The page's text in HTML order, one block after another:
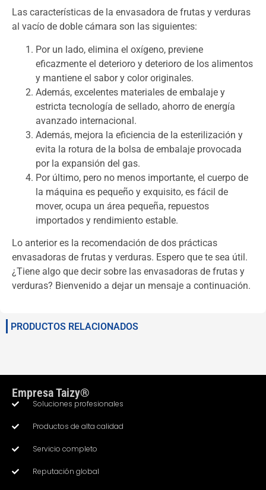
Las características de la envasadora de frutas y verduras
al vacío de doble cámara son las siguientes:
Por un lado, elimina el oxígeno, previene
eficazmente el deterioro y deterioro de los alimentos
y mantiene el sabor y color originales.
Además, excelentes materiales de embalaje y
estricta tecnología de sellado, ahorro de energía
avanzado internacional.
Además, mejora la eficiencia de la esterilización y
evita la rotura de la bolsa de embalaje provocada
por la expansión del gas.
Por último, pero no menos importante, el cuerpo de
la máquina es pequeño y exquisito, es fácil de
mover, ocupa un área pequeña, repuestos
importados y rendimiento estable.
Lo anterior es la recomendación de dos prácticas
envasadoras de frutas y verduras. Espero que te sea útil.
¿Tiene algo que decir sobre las envasadoras de frutas y
verduras? Bienvenido a dejar un mensaje a continuación.
PRODUCTOS RELACIONADOS
Empresa Taizy®
Soluciones profesionales
Productos de alta calidad
Servicio completo
Reputación global